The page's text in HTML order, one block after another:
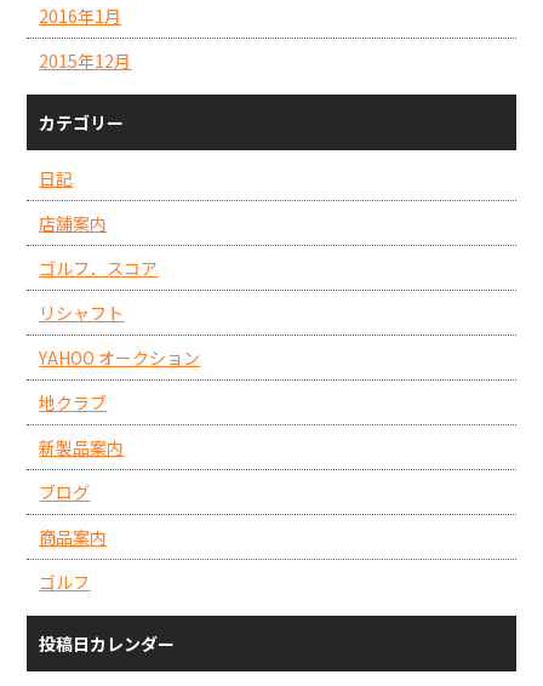
2016年1月
2015年12月
カテゴリー
日記
店舗案内
ゴルフ．スコア
リシャフト
YAHOO オークション
地クラブ
新製品案内
ブログ
商品案内
ゴルフ
投稿日カレンダー